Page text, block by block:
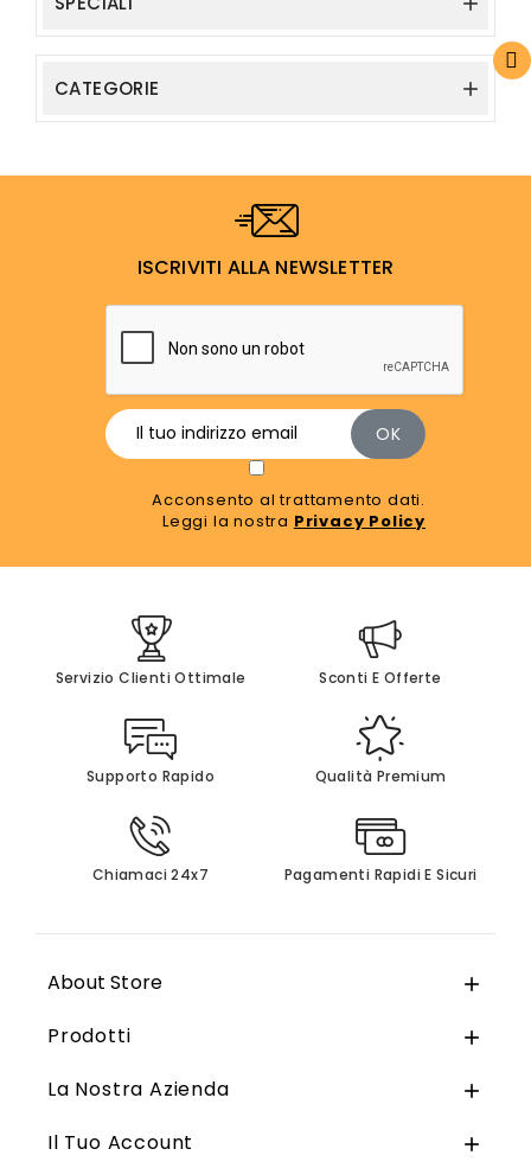
CATEGORIE 
ISCRIVITI ALLA NEWSLETTER
Acconsento al trattamento dati.
Leggi la nostra Privacy Policy
Servizio Clienti Ottimale Sconti E Offerte
Supporto Rapido Qualità Premium
Chiamaci 24x7 Pagamenti Rapidi E Sicuri
About Store 
Prodotti 
La Nostra Azienda 
Il Tuo Account 